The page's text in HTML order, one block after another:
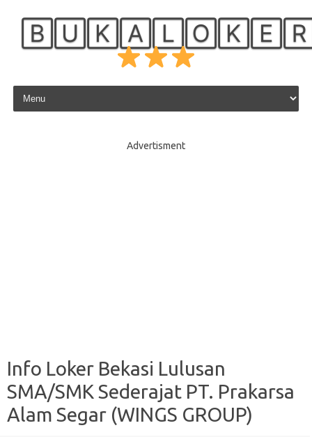
Skip to content
Advertisment
Info Loker Bekasi Lulusan
SMA/SMK Sederajat PT. Prakarsa
Alam Segar (WINGS GROUP)